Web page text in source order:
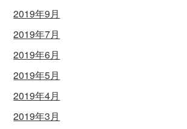
2019年9月
2019年7月
2019年6月
2019年5月
2019年4月
2019年3月